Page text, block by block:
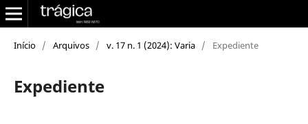
Início / Arquivos / v. 17 n. 1 (2024): Varia / Expediente
Expediente